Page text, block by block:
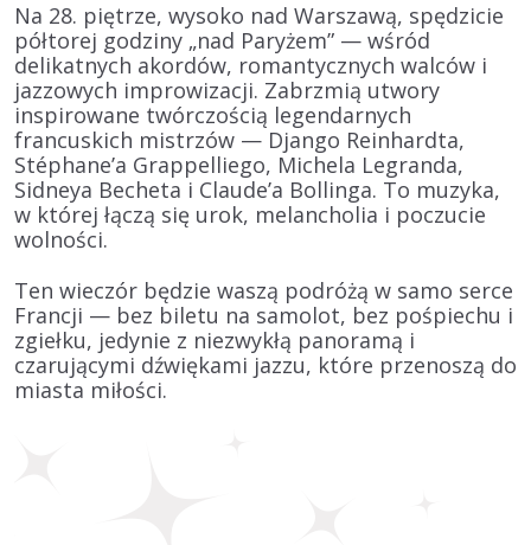
Na 28. piętrze, wysoko nad Warszawą, spędzicie
półtorej godziny „nad Paryżem” — wśród
delikatnych akordów, romantycznych walców i
jazzowych improwizacji. Zabrzmią utwory
inspirowane twórczością legendarnych
francuskich mistrzów — Django Reinhardta,
Stéphane’a Grappelliego, Michela Legranda,
Sidneya Becheta i Claude’a Bollinga. To muzyka,
w której łączą się urok, melancholia i poczucie
wolności.
Ten wieczór będzie waszą podróżą w samo serce
Francji — bez biletu na samolot, bez pośpiechu i
zgiełku, jedynie z niezwykłą panoramą i
czarującymi dźwiękami jazzu, które przenoszą do
miasta miłości.